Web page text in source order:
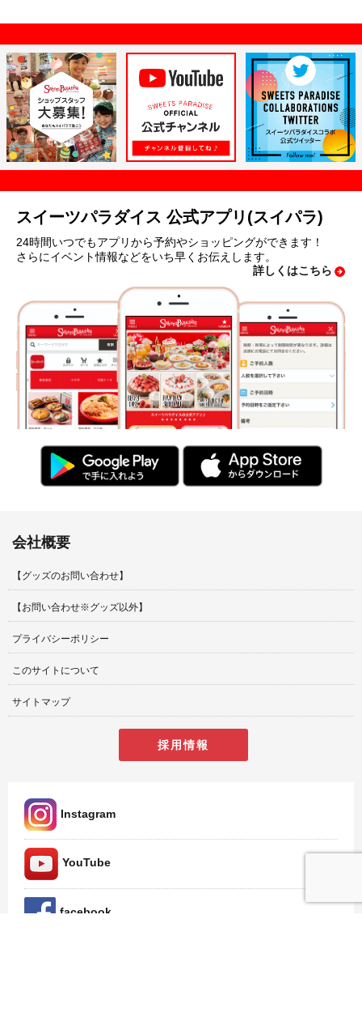
スイーツパラダイス 公式アプリ(スイパラ)
24時間いつでもアプリから予約やショッピングができます！
さらにイベント情報などをいち早くお伝えします。
詳しくはこちら
会社概要
【グッズのお問い合わせ】
【お問い合わせ※グッズ以外】
プライバシーポリシー
このサイトについて
サイトマップ
採用情報
Instagram
YouTube
facebook